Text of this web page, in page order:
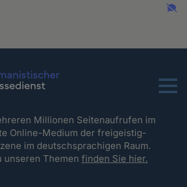
Menu
Millionen Seitenaufrufen im
Online-Medium der freigeistig-
im deutschsprachigen Raum.
unseren Themenfinden Sie hier.